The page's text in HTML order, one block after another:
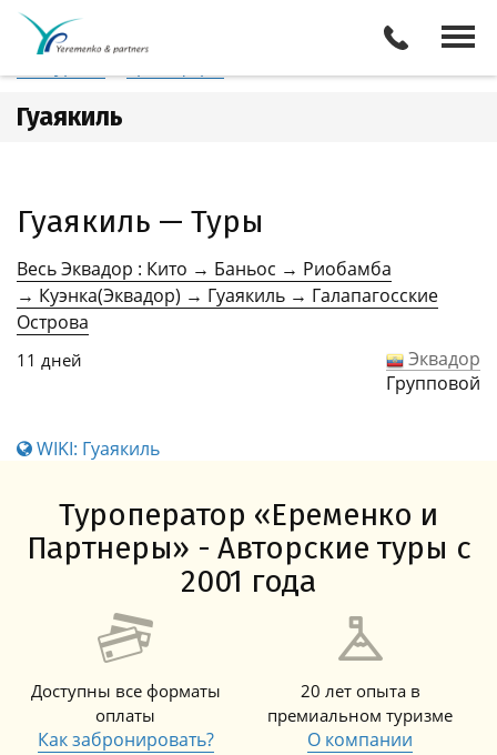
Эквадор
Все туры
Гуаякиль
Гуаякиль — Туры
Весь Эквадор : Кито → Баньос → Риобамба
→ Куэнка(Эквадор) → Гуаякиль → Галапагосские
Острова
11 дней
Эквадор
Групповой
WIKI: Гуаякиль
Туроператор «Еременко и
Партнеры» - Авторские туры с
2001 года
Доступны все форматы
оплаты
Как забронировать?
20 лет опыта в
премиальном туризме
О компании